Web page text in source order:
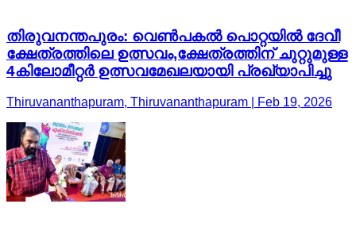
തിരുവനന്തപുരം: വെണ്‍പകല്‍ പൊറ്റയില്‍ ദേവീ
ക്ഷേത്രത്തിലെ ഉത്സവം,ക്ഷേത്രത്തിന് ചുറ്റുമുള്ള
4കിലോമീറ്റര്‍ ഉത്സവമേഖലയായി പ്രഖ്യാപിച്ചു
Thiruvananthapuram, Thiruvananthapuram | Feb 19, 2026